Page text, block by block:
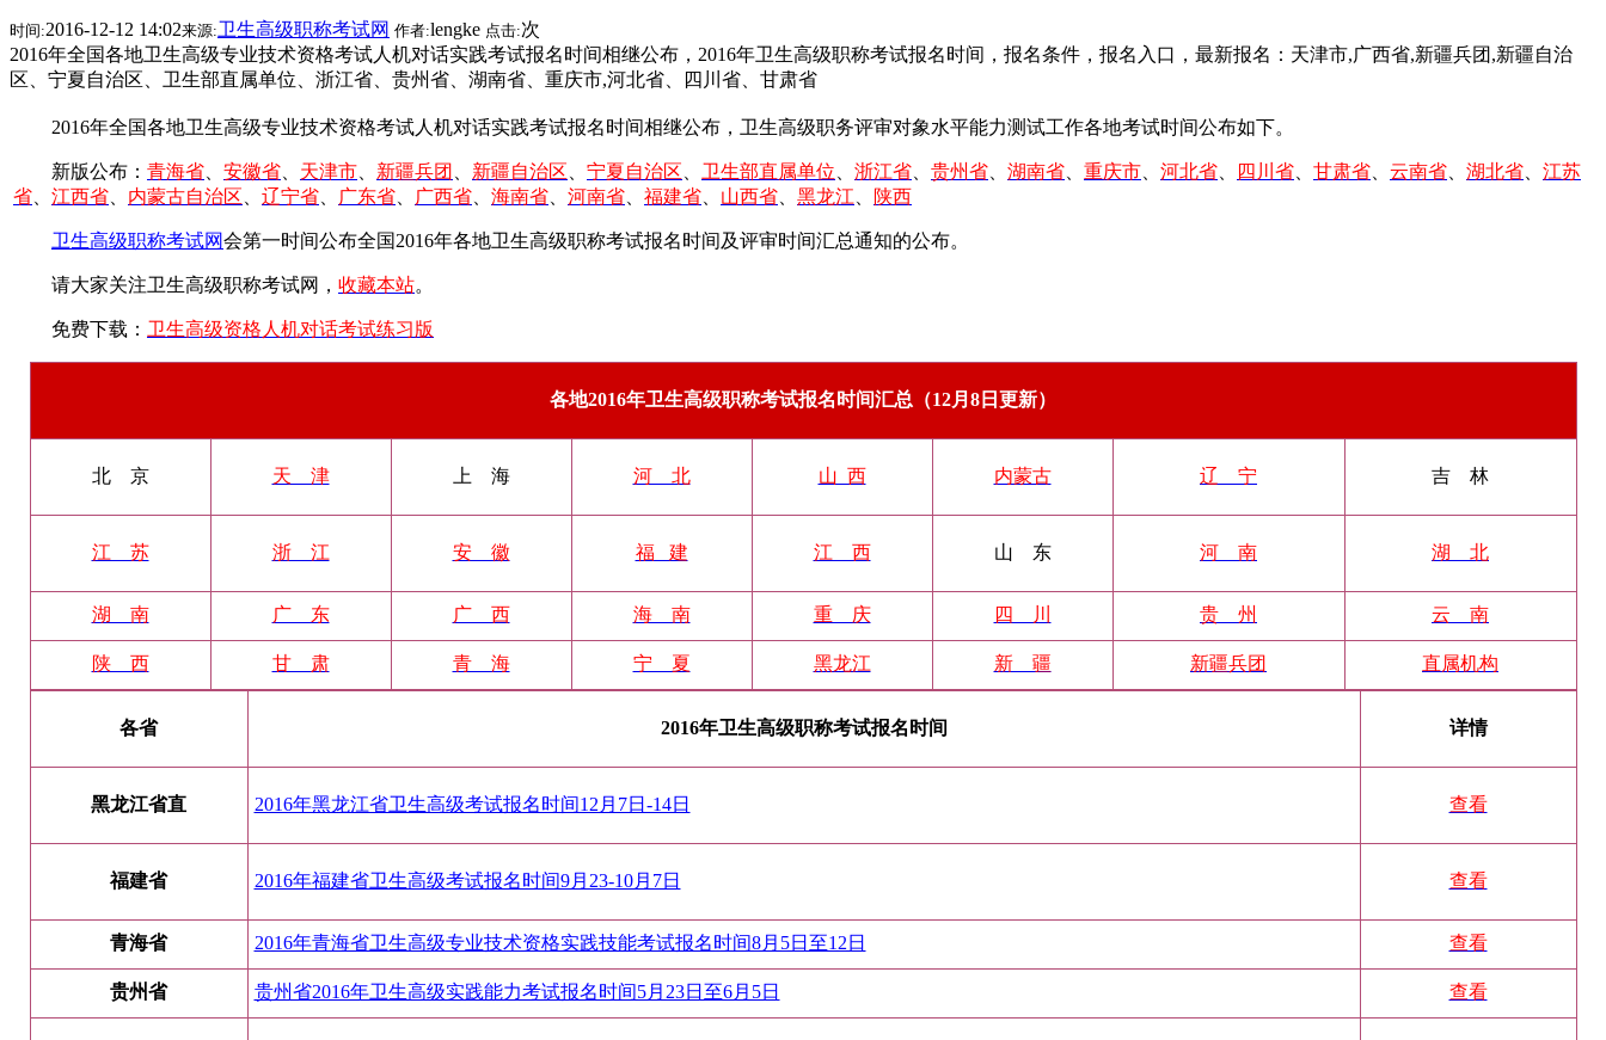
时间:2016-12-12 14:02来源:卫生高级职称考试网 作者:lengke 点击:次
2016年全国各地卫生高级专业技术资格考试人机对话实践考试报名时间相继公布，2016年卫生高级职称考试报名时间，报名条件，报名入口，最新报名：天津市,广西省,新疆兵团,新疆自治
区、宁夏自治区、卫生部直属单位、浙江省、贵州省、湖南省、重庆市,河北省、四川省、甘肃省
2016年全国各地卫生高级专业技术资格考试人机对话实践考试报名时间相继公布，卫生高级职务评审对象水平能力测试工作各地考试时间公布如下。
新版公布： 青海省 安徽省 天津市 新疆兵团 新疆自治区 宁夏自治区 卫生部直属单位 浙江省 贵州省 湖南省 重庆市 河北省 四川省 甘肃省 云南省 湖北省
江苏
省
江西省 内蒙古自治区 辽宁省 广东省 广西省 海南省 河南省 福建省 山西省 黑龙江 陕西
卫生高级职称考试网会第一时间公布全国2016年各地卫生高级职称考试报名时间及评审时间汇总通知的公布。
请大家关注卫生高级职称考试网， 收藏本站。
免费下载： 卫生高级资格人机对话考试练习版
各地2016年卫生高级职称考试报名时间汇总（12月8日更新）
北 京 天 津 上 海 河 北 山 西 内蒙古 辽 宁 吉 林
江 苏 浙 江 安 徽 福 建 江 西 山 东 河 南 湖 北
湖 南 广 东 广 西 海 南 重 庆 四 川 贵 州 云 南
陕 西 甘 肃 青 海 宁 夏 黑龙江 新 疆 新疆兵团 直属机构
各省 2016年卫生高级职称考试报名时间 详情
黑龙江省直 2016年黑龙江省卫生高级考试报名时间12月7日-14日 查看
福建省 2016年福建省卫生高级考试报名时间9月23-10月7日 查看
青海省 2016年青海省卫生高级专业技术资格实践技能考试报名时间8月5日至12日 查看
贵州省 贵州省2016年卫生高级实践能力考试报名时间5月23日至6月5日 查看